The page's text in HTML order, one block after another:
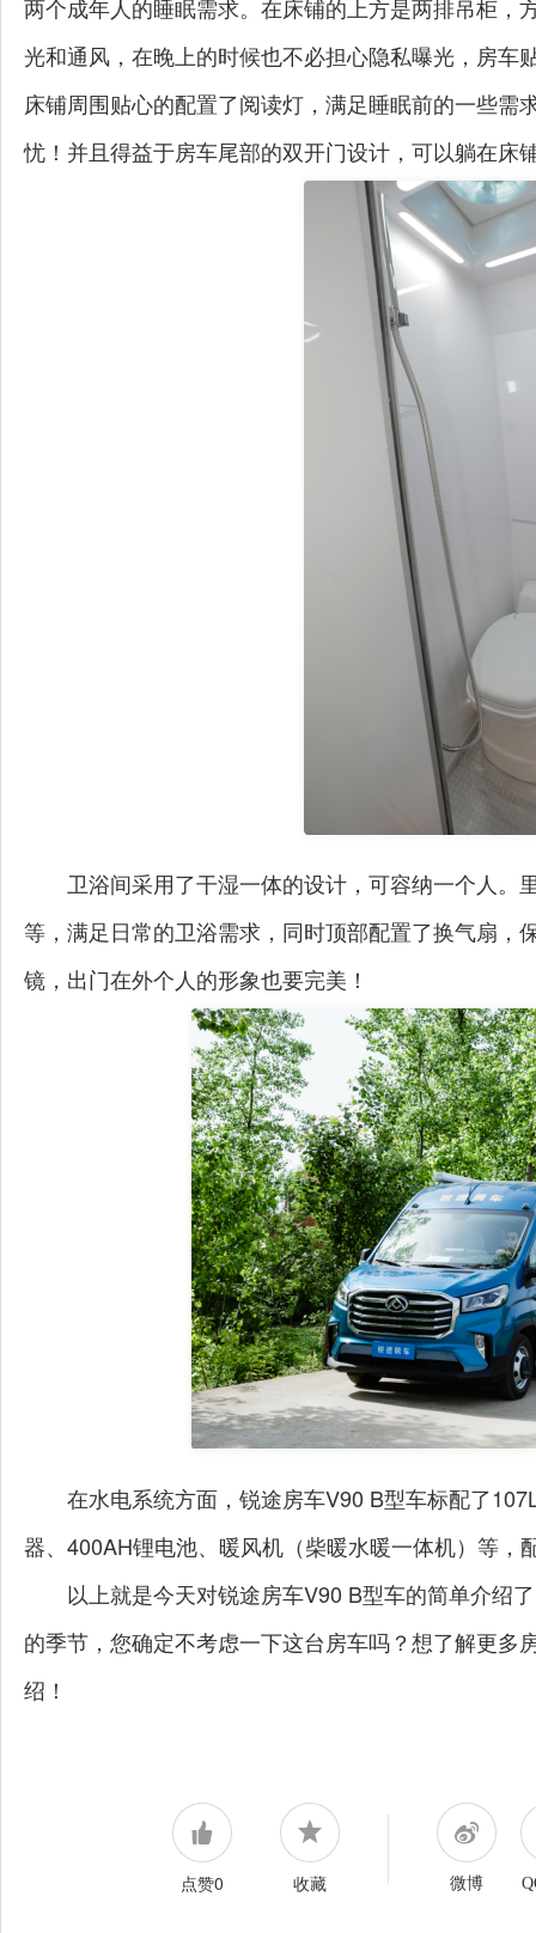
两个成年人的睡眠需求。在床铺的上方是两排吊柜
光和通风，在晚上的时候也不必担心隐私曝光，房
床铺周围贴心的配置了阅读灯，满足睡眠前的一些
忧！并且得益于房车尾部的双开门设计，可以躺在床
卫浴间采用了干湿一体的设计，可容纳一个人
等，满足日常的卫浴需求，同时顶部配置了换气扇
镜，出门在外个人的形象也要完美！
在水电系统方面，锐途房车V90 B型车标配了
器、400AH锂电池、暖风机（柴暖水暖一体机）等
以上就是今天对锐途房车V90 B型车的简单介绍
的季节，您确定不考虑一下这台房车吗？想了解更
绍！
点赞0 收藏 微博